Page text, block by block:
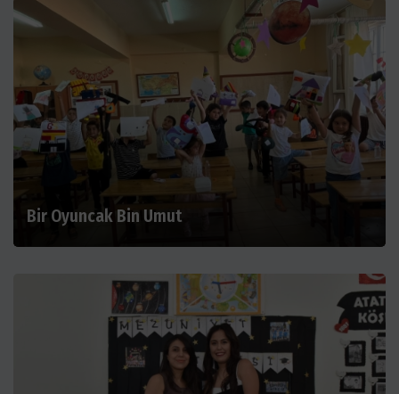
Bir Oyuncak Bin Umut